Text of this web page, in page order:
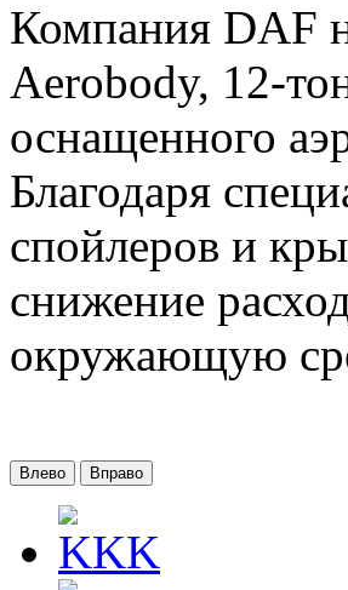
Компания DAF
Aerobody, 12-
оснащенного
Благодаря
спойлеров и
снижение
окружающую
Влево Вправо